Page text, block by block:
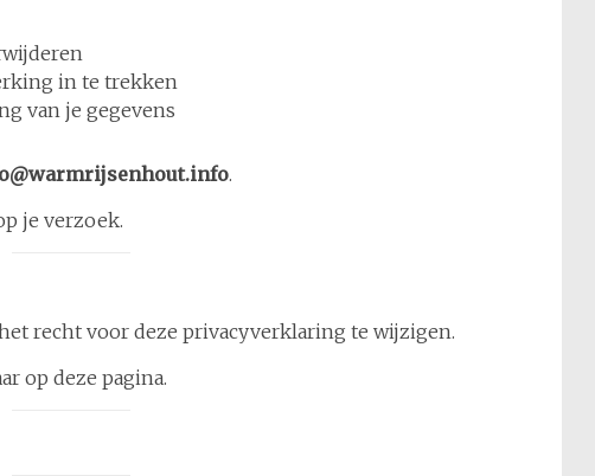
in te trekken
van je gegevens
.
je verzoek.
recht voor deze privacyverklaring te wijzigen.
op deze pagina.